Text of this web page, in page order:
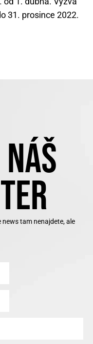
31. prosince 2022.
tam nenajdete, ale